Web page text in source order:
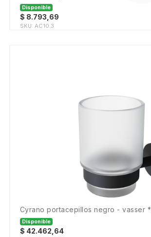
Disponible
$ 8.793,69
SKU: AC10.3
cyrano portacepillos negro - vasser *
Disponible
$ 42.462,64